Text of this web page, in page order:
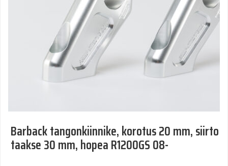
Barback tangonkiinnike, korotus 20 mm, siirto
taakse 30 mm, hopea R1200GS 08-